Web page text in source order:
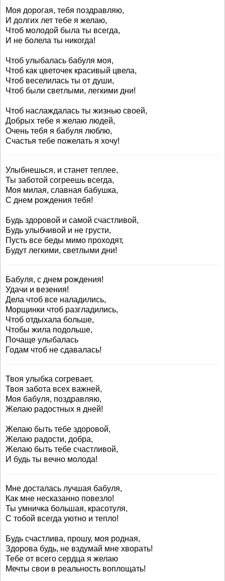
Моя дорогая, тебя поздравляю,
И долгих лет тебе я желаю,
Чтоб молодой была ты всегда,
И не болела ты никогда!
Чтоб улыбалась бабуля моя,
Чтоб как цветочек красивый цвела,
Чтоб веселилась ты от души,
Чтоб были светлыми, легкими дни!
Чтоб наслаждалась ты жизнью своей,
Добрых тебе я желаю людей,
Очень тебя я бабуля люблю,
Счастья тебе пожелать я хочу!
Улыбнешься, и станет теплее,
Ты заботой согреешь всегда,
Моя милая, славная бабушка,
С днем рождения тебя!
Будь здоровой и самой счастливой,
Будь улыбчивой и не грусти,
Пусть все беды мимо проходят,
Будут легкими, светлыми дни!
Бабуля, с днем рождения!
Удачи и везения!
Дела чтоб все наладились,
Морщинки чтоб разгладились,
Чтоб отдыхала больше,
Чтобы жила подольше,
Почаще улыбалась
Годам чтоб не сдавалась!
Твоя улыбка согревает,
Твоя забота всех важней,
Моя бабуля, поздравляю,
Желаю радостных я дней!
Желаю быть тебе здоровой,
Желаю радости, добра,
Желаю быть тебе счастливой,
И будь ты вечно молода!
Мне досталась лучшая бабуля,
Как мне несказанно повезло!
Ты умничка большая, красотуля,
С тобой всегда уютно и тепло!
Будь счастлива, прошу, моя родная,
Здорова будь, не вздумай мне хворать!
Тебе от всего сердца я желаю
Мечты свои в реальность воплощать!